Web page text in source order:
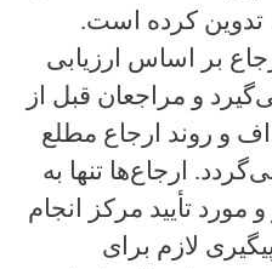
تدوین کرده است.
بر اساس ارزیابی
و مراجعان قبل از
و روند ارجاع مطلع
ارجاع‌ها تنها به
تأیید مرکز انجام
لازم برای